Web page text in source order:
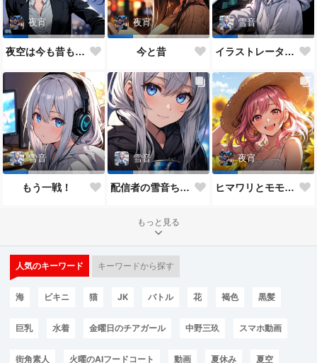
夜宵
夜空は今も昔も変わらないね♥
夜宵
今と昔
雪音
イラストレーター雪音ちゃん🎵
雪音
もう一戦！
雪音
配信者の雪音ちゃん
夜宵
ヒマワリとモモちゃん♥
もっと見る
人気のキーワード キーワードから探す
海 ビキニ 猫 JK バトル 花 褐色 黒髪
巨乳 水着 金曜日のチアガール 中野三玖 スマホ動画
街角素人 火曜のAIフードコート 動画 夏休み 夏空